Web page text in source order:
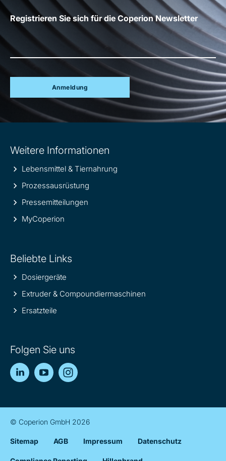
Registrieren Sie sich für die Coperion Newsletter
Anmeldung
information
Weitere Informationen
Lebensmittel & Tiernahrung
Prozessausrüstung
Pressemitteilungen
MyCoperion
Beliebte Links
Dosiergeräte
Extruder & Compoundiermaschinen
Ersatzteile
Folgen Sie uns
LinkedInYouTube
© Coperion GmbH 2026
Sitemap AGB Impressum Datenschutz